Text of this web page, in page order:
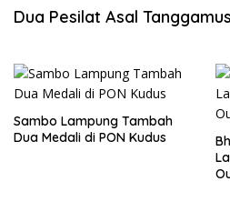
Dua Pesilat Asal
Sambo Lampung Tambah
Dua Medali di PON Kudus